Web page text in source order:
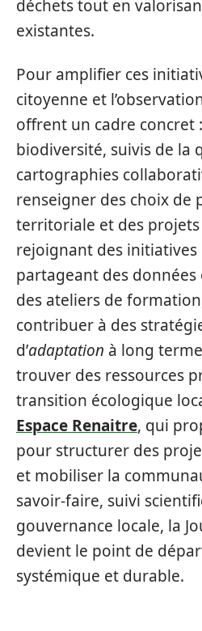
déchets tout en
existantes.
Pour amplifier ces
citoyenne et
offrent un cadre concret
biodiversité, suivis de la
cartographies
renseigner des choix de
territoriale et des
rejoignant des initiatives
partageant des
des ateliers de
contribuer à des
d’adaptation à long
trouver des ressources
transition écologique
Espace Renaitre, qui
pour structurer des
et mobiliser la
savoir-faire, suivi
gouvernance locale, la
devient le point de
systémique et durable.